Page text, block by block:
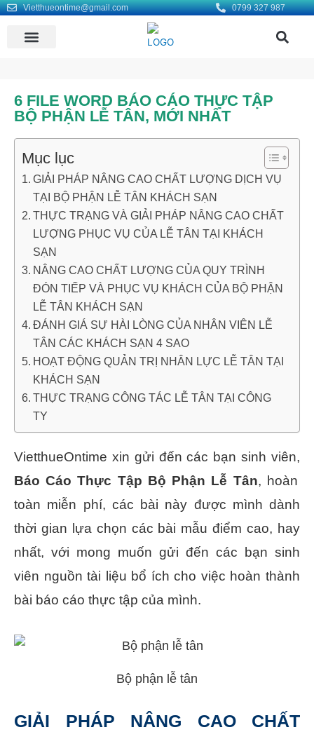
Vietthueontime@gmail.com 0799 327 987
6 FILE WORD BÁO CÁO THỰC TẬP
BỘ PHẬN LỄ TÂN, MỚI NHẤT
Mục lục
GIẢI PHÁP NÂNG CAO CHẤT LƯỢNG DỊCH VỤ
TẠI BỘ PHẬN LỄ TÂN KHÁCH SẠN
THỰC TRẠNG VÀ GIẢI PHÁP NÂNG CAO CHẤT
LƯỢNG PHỤC VỤ CỦA LỄ TÂN TẠI KHÁCH
SẠN
NÂNG CAO CHẤT LƯỢNG CỦA QUY TRÌNH
ĐÓN TIẾP VÀ PHỤC VỤ KHÁCH CỦA BỘ PHẬN
LỄ TÂN KHÁCH SẠN
ĐÁNH GIÁ SỰ HÀI LÒNG CỦA NHÂN VIÊN LỄ
TÂN CÁC KHÁCH SẠN 4 SAO
HOẠT ĐỘNG QUẢN TRỊ NHÂN LỰC LỄ TÂN TẠI
KHÁCH SẠN
THỰC TRẠNG CÔNG TÁC LỄ TÂN TẠI CÔNG
TY
VietthueOntime xin gửi đến các bạn sinh viên,
Báo Cáo Thực Tập Bộ Phận Lễ Tân, hoàn
toàn miễn phí, các bài này được mình dành
thời gian lựa chọn các bài mẫu điểm cao, hay
nhất, với mong muốn gửi đến các bạn sinh
viên nguồn tài liệu bổ ích cho việc hoàn thành
bài báo cáo thực tập của mình.
Bộ phận lễ tân
GIẢI PHÁP NÂNG CAO CHẤT